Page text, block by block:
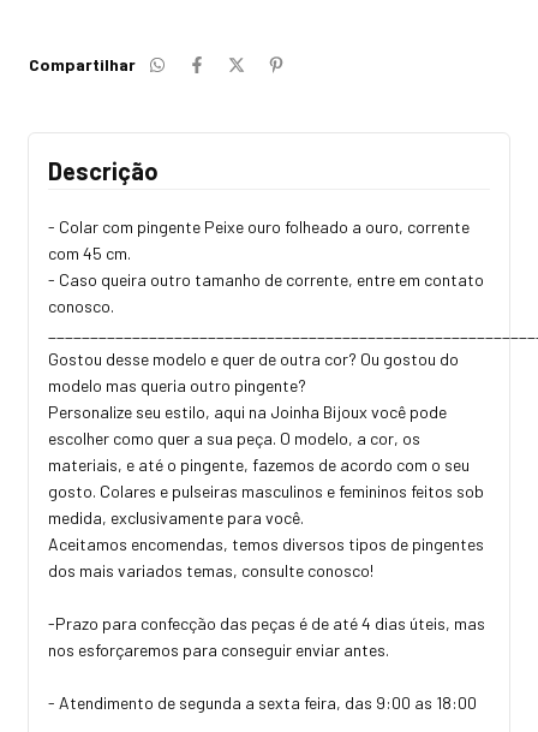
Compartilhar
Descrição
- Colar com pingente Peixe ouro folheado a ouro, corrente
com 45 cm.
- Caso queira outro tamanho de corrente, entre em contato
conosco.
Gostou desse modelo e quer de outra cor? Ou gostou do
modelo mas queria outro pingente?
Personalize seu estilo, aqui na Joinha Bijoux você pode
escolher como quer a sua peça. O modelo, a cor, os
materiais, e até o pingente, fazemos de acordo com o seu
gosto. Colares e pulseiras masculinos e femininos feitos sob
medida, exclusivamente para você.
Aceitamos encomendas, temos diversos tipos de pingentes
dos mais variados temas, consulte conosco!
-Prazo para confecção das peças é de até 4 dias úteis, mas
nos esforçaremos para conseguir enviar antes.
- Atendimento de segunda a sexta feira, das 9:00 as 18:00